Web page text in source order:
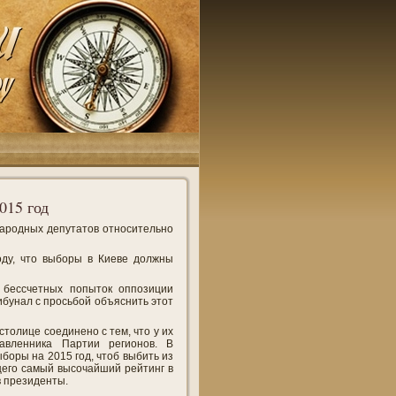
год
депутатов относительно
что выборы в Киеве должны
попыток оппозиции
с просьбой объяснить этот
соединено с тем, что у их
Партии регионов. В
на 2015 год, чтоб выбить из
самый высочайший рейтинг в
президенты.